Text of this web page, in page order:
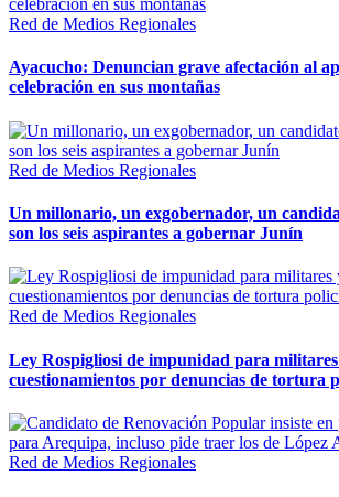
Red de Medios Regionales
Ayacucho: Denuncian grave afectación al
celebración en sus montañas
Red de Medios Regionales
Un millonario, un exgobernador, un
son los seis aspirantes a gobernar Junín
Red de Medios Regionales
Ley Rospigliosi de impunidad para
cuestionamientos por denuncias de tortura
Red de Medios Regionales